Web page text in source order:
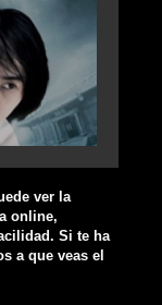
ver la
online,
Si te ha
a que veas el